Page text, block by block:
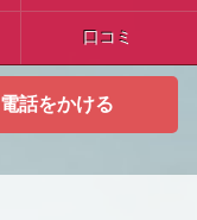
口コミ
電話をかける